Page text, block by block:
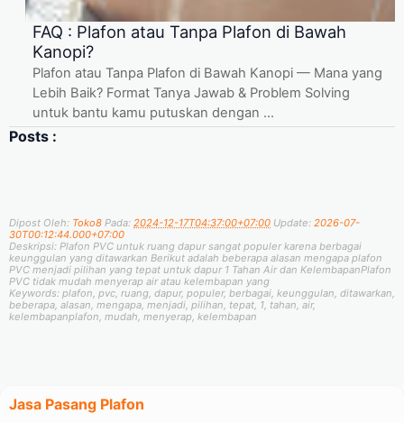
FAQ : Plafon atau Tanpa Plafon di Bawah
Kanopi?
Plafon atau Tanpa Plafon di Bawah Kanopi — Mana yang
Lebih Baik? Format Tanya Jawab & Problem Solving
untuk bantu kamu putuskan dengan ...
Posts :
Dipost Oleh: Toko8 Pada: 2024-12-17T04:37:00+07:00 Update: 2026-07-
30T00:12:44.000+07:00
Deskripsi: Plafon PVC untuk ruang dapur sangat populer karena berbagai
keunggulan yang ditawarkan Berikut adalah beberapa alasan mengapa plafon
PVC menjadi pilihan yang tepat untuk dapur 1 Tahan Air dan KelembapanPlafon
PVC tidak mudah menyerap air atau kelembapan yang
Keywords: plafon, pvc, ruang, dapur, populer, berbagai, keunggulan, ditawarkan,
beberapa, alasan, mengapa, menjadi, pilihan, tepat, 1, tahan, air,
kelembapanplafon, mudah, menyerap, kelembapan
Jasa Pasang Plafon